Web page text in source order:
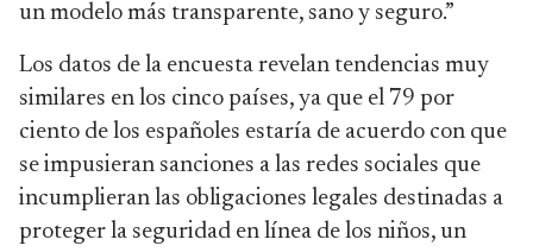
un modelo más transparente, sano y seguro.”
Los datos de la encuesta revelan tendencias muy
similares en los cinco países, ya que el 79 por
ciento de los españoles estaría de acuerdo con que
se impusieran sanciones a las redes sociales que
incumplieran las obligaciones legales destinadas a
proteger la seguridad en línea de los niños, un